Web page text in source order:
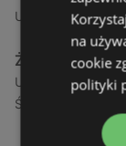
Ul. Armii Krajowej
Żabka
Ul. Wybrzeże
Świnoujście
na
cookie
polityki